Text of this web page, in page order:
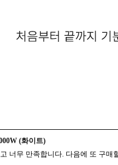
(화이트)
너무 만족합니다. 다음에 또 구매